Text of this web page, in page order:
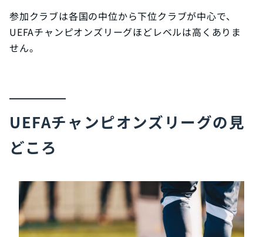
参加クラブは各国の中位から下位クラブが中心で、
UEFAチャンピオンズリーグほどレベルは高くありま
せん。
UEFAチャンピオンズリーグの見
どころ